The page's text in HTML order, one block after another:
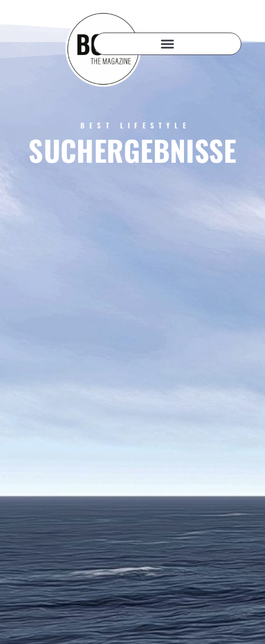
BEST LIFESTYLE
SUCHERGEBNISSE